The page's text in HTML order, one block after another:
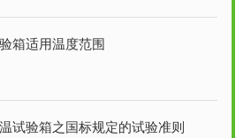
箱适用温度范围
试验箱之国标规定的试验准则